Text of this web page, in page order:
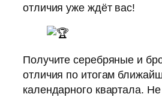
отличия уже ждёт вас!
Получите серебряные и
отличия по итогам
календарного квартала.